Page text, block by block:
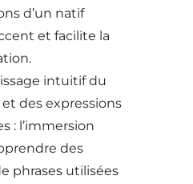
d’un natif
et facilite la
intuitif du
des expressions
: l’immersion
des
phrases utilisées